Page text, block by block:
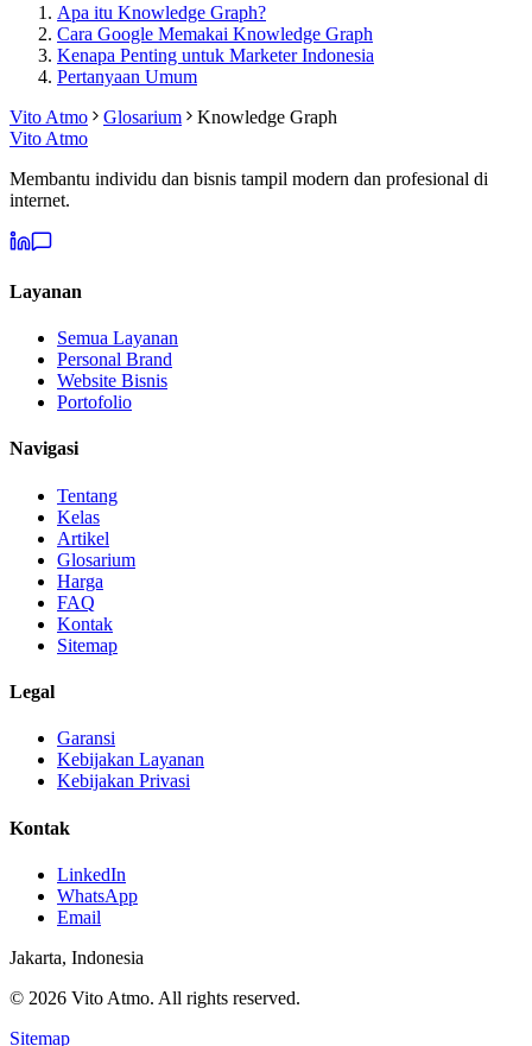
Apa itu Knowledge Graph?
Cara Google Memakai Knowledge Graph
Kenapa Penting untuk Marketer Indonesia
Pertanyaan Umum
Vito Atmo
Glosarium
Knowledge Graph
Vito Atmo
Membantu individu dan bisnis tampil modern dan profesional di
internet.
Layanan
Semua Layanan
Personal Brand
Website Bisnis
Portofolio
Navigasi
Tentang
Kelas
Artikel
Glosarium
Harga
FAQ
Kontak
Sitemap
Legal
Garansi
Kebijakan Layanan
Kebijakan Privasi
Kontak
LinkedIn
WhatsApp
Email
Jakarta, Indonesia
© 2026 Vito Atmo. All rights reserved.
Sitemap